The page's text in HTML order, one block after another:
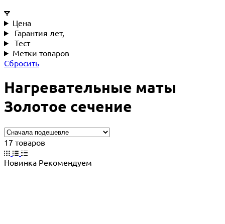
Цена
Гарантия лет,
Тест
Метки товаров
Сбросить
Нагревательные маты
Золотое сечение
17 товаров
Новинка Рекомендуем